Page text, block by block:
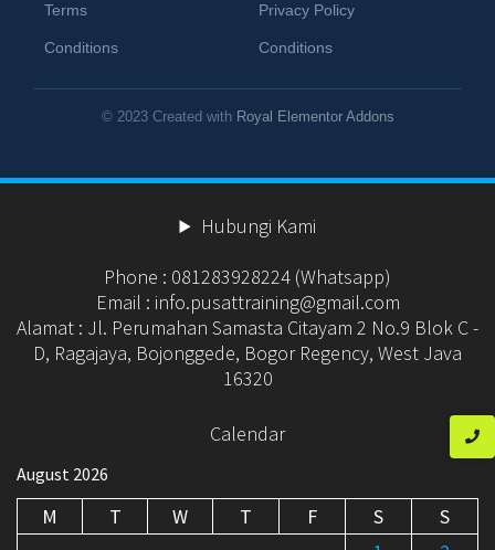
Terms
Conditions
Privacy Policy
Conditions
© 2023 Created with Royal Elementor Addons
Hubungi Kami
Phone : 081283928224 (Whatsapp)
Email : info.pusattraining@gmail.com
Alamat : Jl. Perumahan Samasta Citayam 2 No.9 Blok C -
D, Ragajaya, Bojonggede, Bogor Regency, West Java
16320
Calendar
August 2026
M T W T F S
S